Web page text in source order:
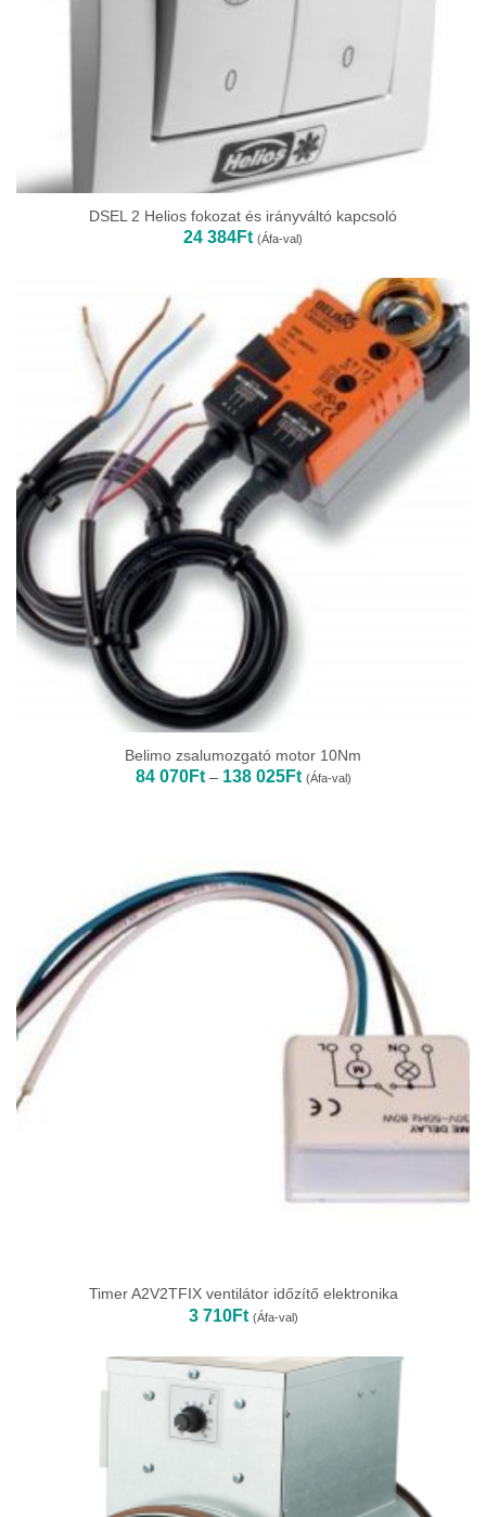
DSEL 2 Helios fokozat és irányváltó kapcsoló
24 384Ft (Áfa-val)
Belimo zsalumozgató motor 10Nm
84 070Ft – 138 025FtÁrtartomány:
84
(Áfa-val)
Timer A2V2TFIX ventilátor időzítő elektronika
3 710Ft (Áfa-val)